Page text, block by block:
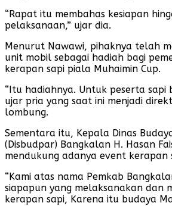
“Rapat itu membahas kesiapan
pelaksanaan,” ujar dia.
Menurut Nawawi, pihaknya telah
unit mobil sebagai hadiah bagi
kerapan sapi piala Muhaimin Cup.
“Itu hadiahnya. Untuk peserta sapi
ujar pria yang saat ini menjadi
lombung.
Sementara itu, Kepala Dinas
(Disbudpar) Bangkalan H. Hasan
mendukung adanya event kerapan
“Kami atas nama Pemkab
siapapun yang melaksanakan dan
kerapan sapi, Karena itu budaya